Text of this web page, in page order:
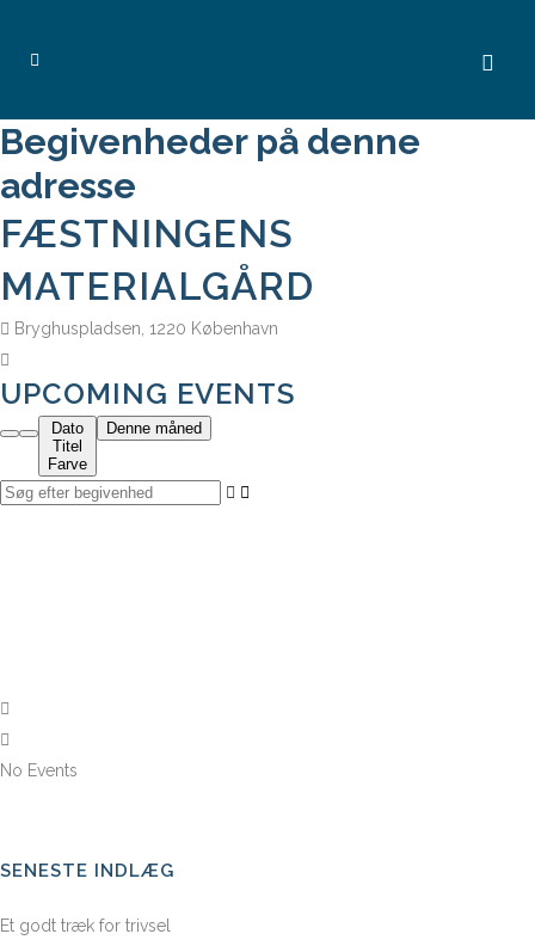
Begivenheder på denne
adresse
FÆSTNINGENS
MATERIALGÅRD
Bryghuspladsen, 1220 København
UPCOMING EVENTS
Dato
Titel
Farve
Denne måned
Søg efter begivenhed
No Events
SENESTE INDLÆG
Et godt træk for trivsel